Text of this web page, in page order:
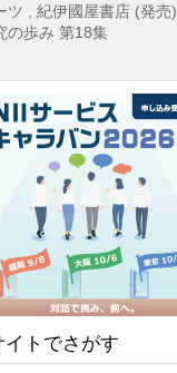
ツ , 紀伊國屋書店 (発売)
の歩み 第18集
トでさがす